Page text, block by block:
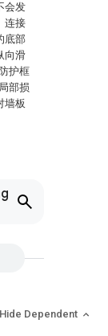
会发
连接
底部
向滑
护框
部损
墙板
Hide Dependent